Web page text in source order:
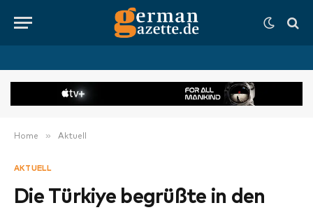
Home » Aktuell
AKTUELL
Die Türkiye begrüßte in den